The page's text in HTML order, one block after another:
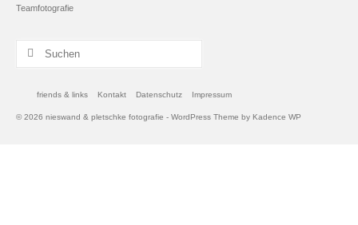
Teamfotografie
Suchen
friends & links Kontakt Datenschutz Impressum
© 2026 nieswand & pletschke fotografie - WordPress Theme by Kadence WP